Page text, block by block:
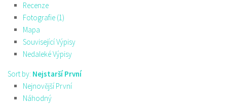
Recenze
Fotografie (1)
Mapa
Související Výpisy
Nedaleké Výpisy
Sort by: Nejstarší První
Nejnovější První
Náhodný